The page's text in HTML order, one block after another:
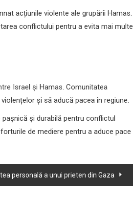
acțiunile violente ale grupării Hamas.
conflictului pentru a evita mai multe
Israel și Hamas. Comunitatea
și să aducă pacea în regiune.
și durabilă pentru conflictul
de mediere pentru a aduce pace
personală a unui prieten din Gaza